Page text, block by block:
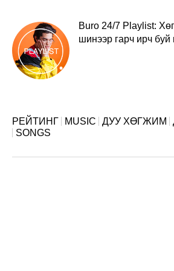
Buro 24/7 Playlist:
шинээр гарч ирч
РЕЙТИНГ MUSIC ДУУ ХӨГЖИМ
SONGS